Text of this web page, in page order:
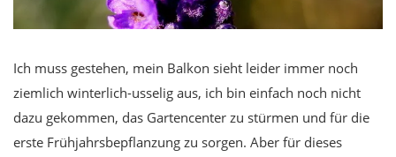
Ich muss gestehen, mein Balkon sieht leider immer noch
ziemlich winterlich-usselig aus, ich bin einfach noch nicht
dazu gekommen, das Gartencenter zu stürmen und für die
erste Frühjahrsbepflanzung zu sorgen. Aber für dieses